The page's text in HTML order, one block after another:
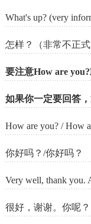
What's up? (very
怎样？（非常不正式
要注意How are
如果你一定要回答
How are you? / How
你好吗？/你好吗？
Very well, thank you.
很好，谢谢。你呢？